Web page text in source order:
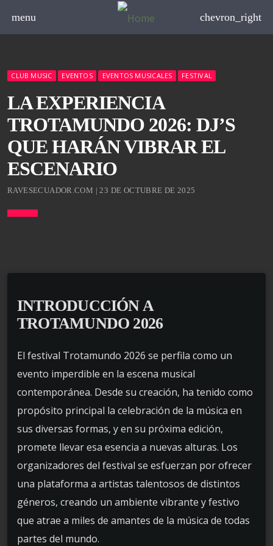
menu chevron_right
CLUB MUSIC EVENTOS EVENTOS MUSICALES FESTIVAL
LA EXPERIENCIA
TROTAMUNDO 2026: DJ’S
QUE HARÁN VIBRAR EL
ESCENARIO
RAVESECUADOR.COM | 23 DE OCTUBRE DE 2025
INTRODUCCIÓN A
TROTAMUNDO 2026
El festival Trotamundo 2026 se perfila como un
evento imperdible en la escena musical
contemporánea. Desde su creación, ha tenido como
propósito principal la celebración de la música en
sus diversas formas, y en su próxima edición,
promete llevar esa esencia a nuevas alturas. Los
organizadores del festival se esfuerzan por ofrecer
una plataforma a artistas talentosos de distintos
géneros, creando un ambiente vibrante y festivo
que atrae a miles de amantes de la música de todas
partes del mundo.